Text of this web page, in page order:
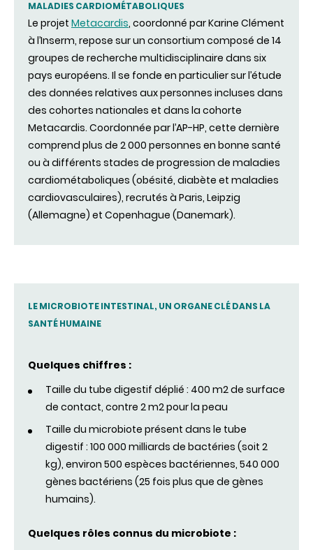
MALADIES CARDIOMÉTABOLIQUES
Le projet Metacardis, coordonné par Karine Clément
à l’Inserm, repose sur un consortium composé de 14
groupes de recherche multidisciplinaire dans six
pays européens. Il se fonde en particulier sur l’étude
des données relatives aux personnes incluses dans
des cohortes nationales et dans la cohorte
Metacardis. Coordonnée par l’AP-HP, cette dernière
comprend plus de 2 000 personnes en bonne santé
ou à différents stades de progression de maladies
cardiométaboliques (obésité, diabète et maladies
cardiovasculaires), recrutés à Paris, Leipzig
(Allemagne) et Copenhague (Danemark).
LE MICROBIOTE INTESTINAL, UN ORGANE CLÉ DANS LA
SANTÉ HUMAINE
Quelques chiffres :
Taille du tube digestif déplié : 400 m2 de surface
de contact, contre 2 m2 pour la peau
Taille du microbiote présent dans le tube
digestif : 100 000 milliards de bactéries (soit 2
kg), environ 500 espèces bactériennes, 540 000
gènes bactériens (25 fois plus que de gènes
humains).
Quelques rôles connus du microbiote :